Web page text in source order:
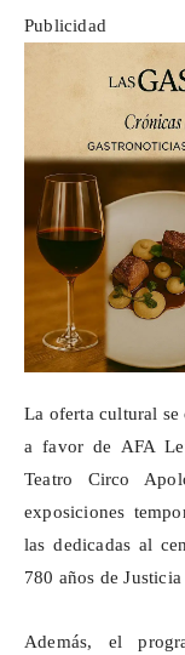
Publicidad
La oferta cultural
a favor de AFA
Teatro Circo
exposiciones
las dedicadas al
780 años de
Además, el